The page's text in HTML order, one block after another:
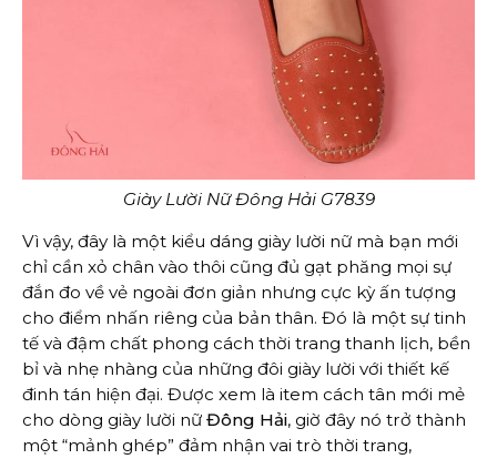
Giày Lười Nữ Đông Hải G7839
Vì vậy, đây là một kiểu dáng giày lười nữ mà bạn mới
chỉ cần xỏ chân vào thôi cũng đủ gạt phăng mọi sự
đắn đo về vẻ ngoài đơn giản nhưng cực kỳ ấn tượng
cho điểm nhấn riêng của bản thân. Đó là một sự tinh
tế và đậm chất phong cách thời trang thanh lịch, bền
bỉ và nhẹ nhàng của những đôi giày lười với thiết kế
đinh tán hiện đại. Được xem là item cách tân mới mẻ
cho dòng giày lười nữ Đông Hải, giờ đây nó trở thành
một “mảnh ghép” đảm nhận vai trò thời trang,